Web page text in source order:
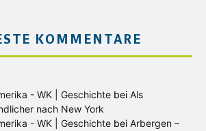
KOMMENTARE
- WK | Geschichte bei Als
nach New York
- WK | Geschichte bei Arbergen –